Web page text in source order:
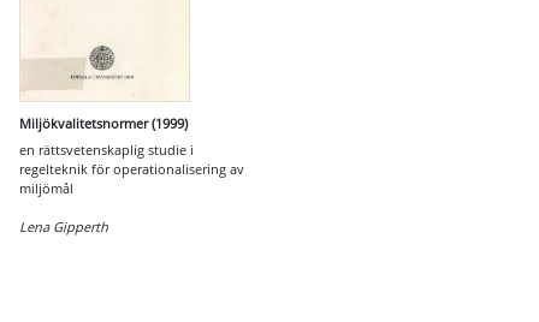
Miljökvalitetsnormer (1999)
en rättsvetenskaplig studie i
regelteknik för operationalisering av
miljömål
Lena Gipperth